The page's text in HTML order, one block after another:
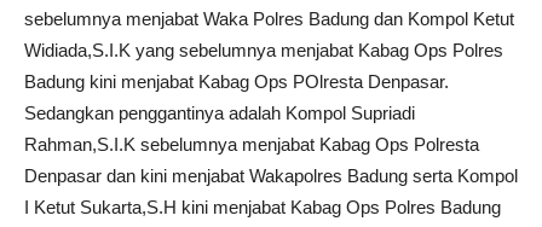
sebelumnya menjabat Waka Polres Badung dan Kompol Ketut
Widiada,S.I.K yang sebelumnya menjabat Kabag Ops Polres
Badung kini menjabat Kabag Ops POlresta Denpasar.
Sedangkan penggantinya adalah Kompol Supriadi
Rahman,S.I.K sebelumnya menjabat Kabag Ops Polresta
Denpasar dan kini menjabat Wakapolres Badung serta Kompol
I Ketut Sukarta,S.H kini menjabat Kabag Ops Polres Badung